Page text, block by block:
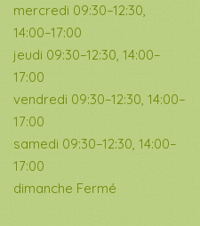
mercredi 09:30–12:30,
14:00–17:00
jeudi 09:30–12:30, 14:00–
17:00
vendredi 09:30–12:30, 14:00–
17:00
samedi 09:30–12:30, 14:00–
17:00
dimanche Fermé